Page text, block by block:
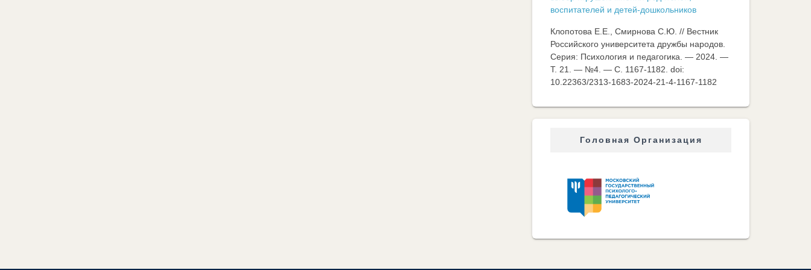
воспитателей и детей-дошкольников
Клопотова Е.Е., Смирнова С.Ю. // Вестник
Российского университета дружбы народов.
Серия: Психология и педагогика. — 2024. —
Т. 21. — №4. — C. 1167-1182. doi:
10.22363/2313-1683-2024-21-4-1167-1182
Головная Организация